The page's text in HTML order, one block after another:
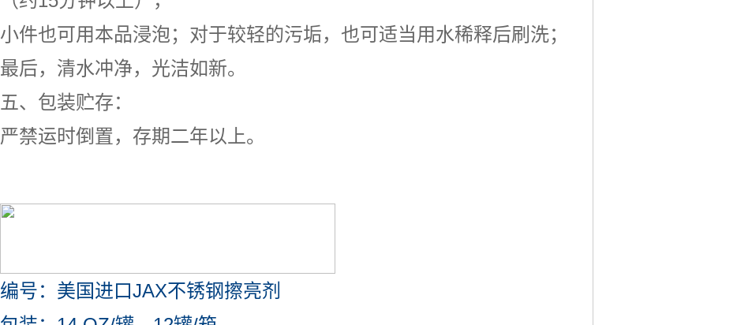
小件也可用本品浸泡；对于较轻的污垢，也可适当用水稀释后刷洗；
最后，清水冲净，光洁如新。
五、包装贮存：
严禁运时倒置，存期二年以上。
编号：美国进口JAX不锈钢擦亮剂